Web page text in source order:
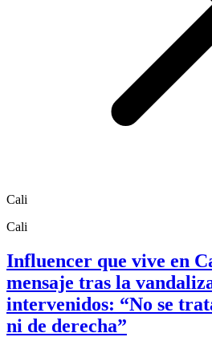
Cali
Cali
Influencer que vive en
mensaje tras la
intervenidos: “No se
ni de derecha”